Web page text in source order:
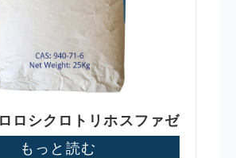
ロシクロトリホスファゼ
ン
もっと読む